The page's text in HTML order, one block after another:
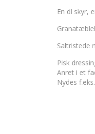
En dl skyr,
Saltristede
Pisk
Anret i et
Nydes